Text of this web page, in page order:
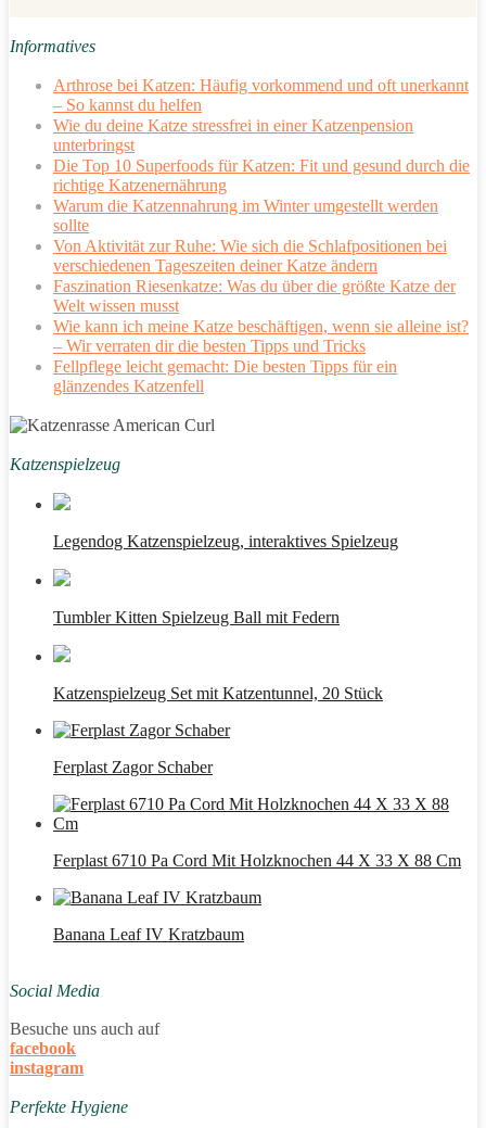
Informatives
Arthrose bei Katzen: Häufig vorkommend und oft unerkannt
– So kannst du helfen
Wie du deine Katze stressfrei in einer Katzenpension
unterbringst
Die Top 10 Superfoods für Katzen: Fit und gesund durch die
richtige Katzenernährung
Warum die Katzennahrung im Winter umgestellt werden
sollte
Von Aktivität zur Ruhe: Wie sich die Schlafpositionen bei
verschiedenen Tageszeiten deiner Katze ändern
Faszination Riesenkatze: Was du über die größte Katze der
Welt wissen musst
Wie kann ich meine Katze beschäftigen, wenn sie alleine ist?
– Wir verraten dir die besten Tipps und Tricks
Fellpflege leicht gemacht: Die besten Tipps für ein
glänzendes Katzenfell
Katzenspielzeug
Legendog Katzenspielzeug, interaktives Spielzeug
Tumbler Kitten Spielzeug Ball mit Federn
Katzenspielzeug Set mit Katzentunnel, 20 Stück
Ferplast Zagor Schaber
Ferplast 6710 Pa Cord Mit Holzknochen 44 X 33 X 88 Cm
Banana Leaf IV Kratzbaum
Social Media
Besuche uns auch auf
facebook
instagram
Perfekte Hygiene